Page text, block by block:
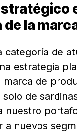
la
categoría de
estrategia
marca de
solo de
nuestro
a nuevos